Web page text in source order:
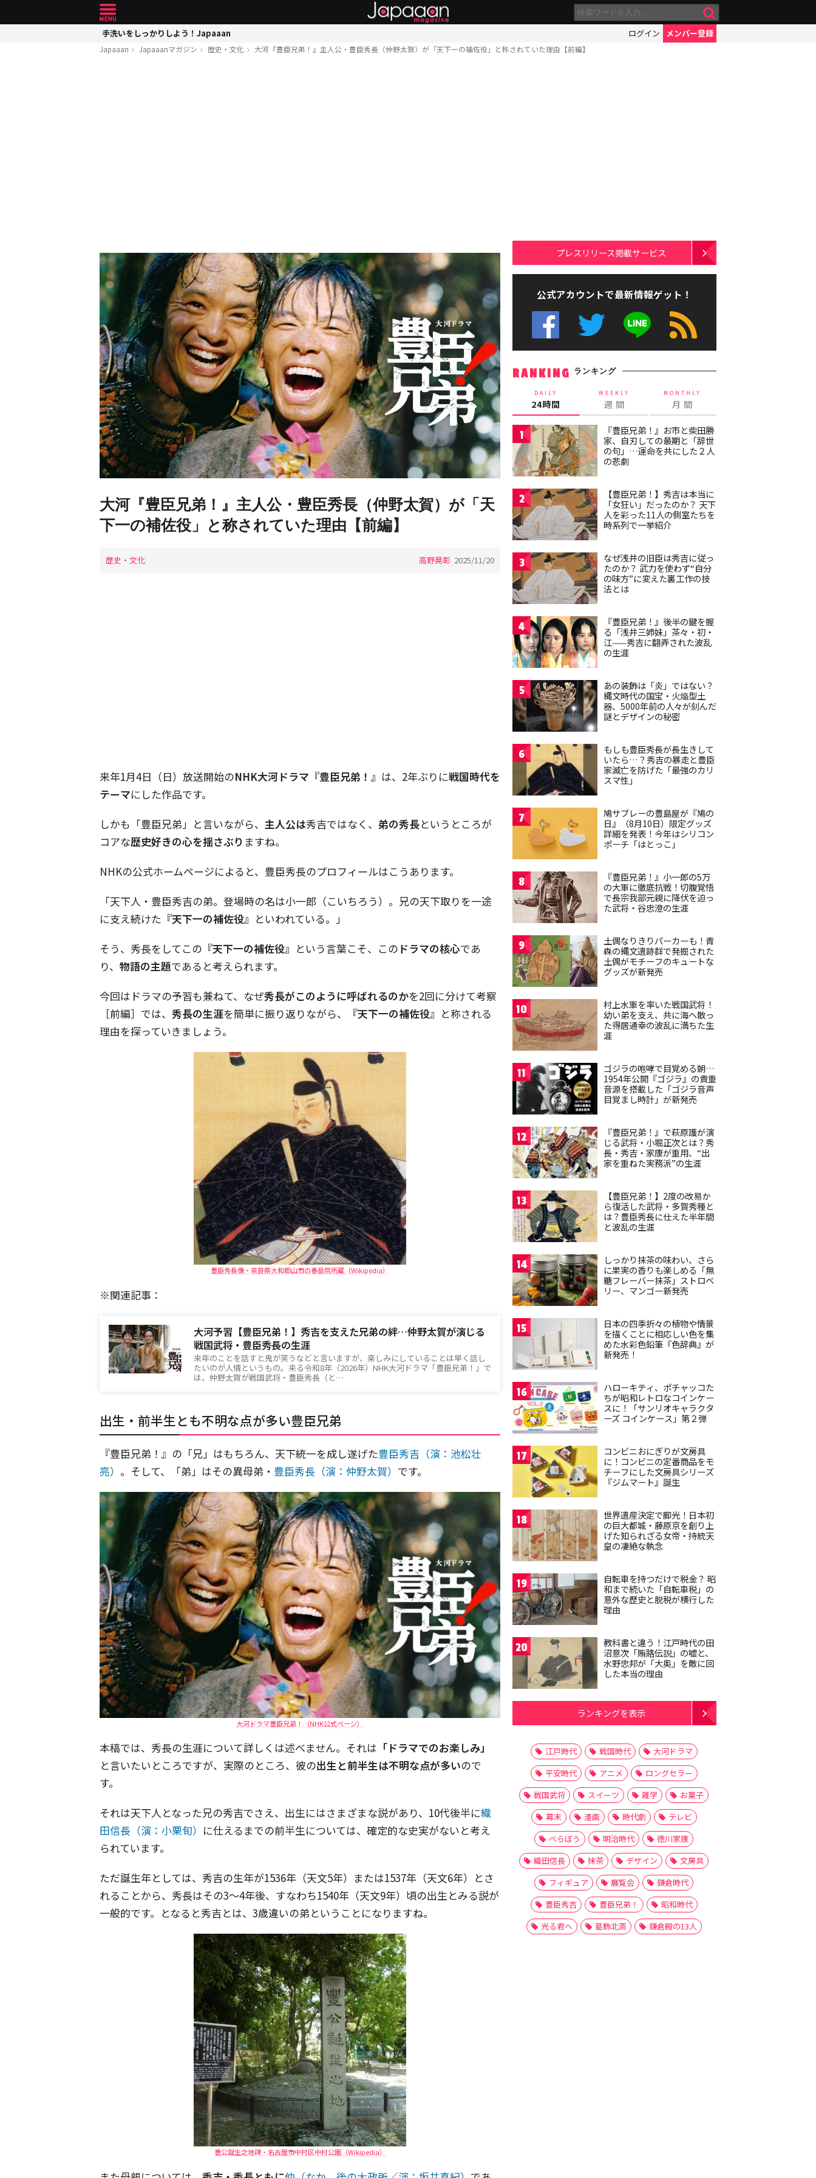
手洗いをしっかりしよう！Japaaan ログイン メンバー登録
Japaaan Japaaanマガジン 歴史・文化 大河『豊臣兄弟！』主人公・豊臣秀長（仲野太賀）が「天下一の補佐役」と称されていた理由【前編】
大河『豊臣兄弟！』主人公・豊臣秀長（仲野太賀）が「天
下一の補佐役」と称されていた理由【前編】
歴史・文化 高野晃彰 2025/11/20
来年1月4日（日）放送開始のNHK大河ドラマ『豊臣兄弟！』 は、2年ぶりに戦国時代を
テーマにした作品です。
しかも「豊臣兄弟」と言いながら、 主人公は秀吉ではなく、 弟の秀長というところが
コアな歴史好きの心を揺さぶり ますね。
NHKの公式ホームページによると、豊臣秀長のプロフィールはこうあります。
「天下人・豊臣秀吉の弟。登場時の名は小一郎（こいちろう）。兄の天下取りを一途
に支え続けた 『天下一の補佐役』 といわれている。」
そう、秀長をしてこの 『天下一の補佐役』 という言葉こそ、この ドラマの核心であ
り、 物語の主題であると考えられます。
今回はドラマの予習も兼ねて、なぜ秀長がこのように呼ばれるのかを2回に分けて考察
［前編］では、 秀長の生涯を簡単に振り返りながら、 『天下一の補佐役』 と称される
理由を探っていきましょう。
豊臣秀長像・奈良県大和郡山市の春岳院所蔵（Wikipedia）
※関連記事：
大河予習【豊臣兄弟！】秀吉を支えた兄弟の絆…仲野太賀が演じる
戦国武将・豊臣秀長の生涯
来年のことを話すと鬼が笑うなどと言いますが、楽しみにしていることは早く話し
たいのが人情というもの。来る令和8年（2026年）NHK大河ドラマ「豊臣兄弟！」で
は、仲野太賀が戦国武将・豊臣秀長（と…
出生・前半生とも不明な点が多い豊臣兄弟
『豊臣兄弟！』の「兄」はもちろん、天下統一を成し遂げた豊臣秀吉（演：池松壮
亮） 。そして、「弟」はその異母弟・ 豊臣秀長（演：仲野太賀） です。
大河ドラマ豊臣兄弟！（NHK公式ページ）
本稿では、秀長の生涯について詳しくは述べません。それは 「ドラマでのお楽しみ」
と言いたいところですが、実際のところ、彼の出生と前半生は不明な点が多いので
す。
それは天下人となった兄の秀吉でさえ、出生にはさまざまな説があり、10代後半に織
田信長（演：小栗旬） に仕えるまでの前半生については、確定的な史実がないと考え
られています。
ただ誕生年としては、秀吉の生年が1536年（天文5年）または1537年（天文6年）とさ
れることから、秀長はその3〜4年後、すなわち1540年（天文9年）頃の出生とみる説が
一般的です。となると秀吉とは、3歳違いの弟ということになりますね。
豊公誕生之地碑・名古屋市中村区中村公園（Wikipedia）
プレスリリース掲載サービス
公式アカウントで最新情報ゲット！
RANKING ランキング
DAILY
24時間
WEEKLY
週 間
MONTHLY
月 間
1
『豊臣兄弟！』お市と柴田勝
家、自刃しての最期と「辞世
の句」…運命を共にした２人
の悲劇
2
【豊臣兄弟！】秀吉は本当に
「女狂い」だったのか？ 天下
人を彩った11人の側室たちを
時系列で一挙紹介
3
なぜ浅井の旧臣は秀吉に従っ
たのか？ 武力を使わず“自分
の味方”に変えた裏工作の技
法とは
4
『豊臣兄弟！』後半の鍵を握
る「浅井三姉妹」茶々・初・
江——秀吉に翻弄された波乱
の生涯
5
あの装飾は「炎」ではない？
縄文時代の国宝・火焔型土
器、5000年前の人々が刻んだ
謎とデザインの秘密
6
もしも豊臣秀長が長生きして
いたら…？秀吉の暴走と豊臣
家滅亡を防げた「最強のカリ
スマ性」
7
鳩サブレーの豊島屋が『鳩の
日』（8月10日）限定グッズ
詳細を発表！今年はシリコン
ポーチ「はとっこ」
8
『豊臣兄弟！』小一郎の5万
の大軍に徹底抗戦！切腹覚悟
で長宗我部元親に降伏を迫っ
た武将・谷忠澄の生涯
9
土偶なりきりパーカーも！青
森の縄文遺跡群で発掘された
土偶がモチーフのキュートな
グッズが新発売
10
村上水軍を率いた戦国武将！
幼い弟を支え、共に海へ散っ
た得居通幸の波乱に満ちた生
涯
11
ゴジラの咆哮で目覚める朝…
1954年公開『ゴジラ』の貴重
音源を搭載した「ゴジラ音声
目覚まし時計」が新発売
12
『豊臣兄弟！』で萩原護が演
じる武将・小堀正次とは？秀
長・秀吉・家康が重用、“出
家を重ねた実務派”の生涯
13
【豊臣兄弟！】2度の改易か
ら復活した武将・多賀秀種と
は？豊臣秀長に仕えた半年間
と波乱の生涯
14
しっかり抹茶の味わい、さら
に果実の香りも楽しめる「無
糖フレーバー抹茶」ストロベ
リー、マンゴー新発売
15
日本の四季折々の植物や情景
を描くことに相応しい色を集
めた水彩色鉛筆『色辞典』が
新発売！
16
ハローキティ、ポチャッコた
ちが昭和レトロなコインケー
スに！「サンリオキャラクタ
ーズ コインケース」第２弾
17
コンビニおにぎりが文房具
に！コンビニの定番商品をモ
チーフにした文房具シリーズ
『ジムマート』誕生
18
世界遺産決定で脚光！日本初
の巨大都城・藤原京を創り上
げた知られざる女帝・持統天
皇の凄絶な執念
19
自転車を持つだけで税金？ 昭
和まで続いた「自転車税」の
意外な歴史と脱税が横行した
理由
20
教科書と違う！江戸時代の田
沼意次「賄賂伝説」の嘘と、
水野忠邦が「大奥」を敵に回
した本当の理由
ランキングを表示
江戸時代 戦国時代
大河ドラマ
平安時代
アニメ
ロングセラー
戦国武将
スイーツ 雑学
お菓子
幕末
漫画 時代劇
テレビ
べらぼう
明治時代
徳川家康
織田信長
抹茶 デザイン
文房具
フィギュア
展覧会
鎌倉時代
豊臣秀吉
豊臣兄弟！
昭和時代
光る君へ
葛飾北斎 鎌倉殿の13人